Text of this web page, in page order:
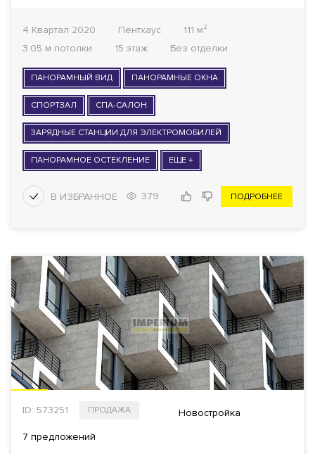
4 Квартал 2020 Пентхаус
111 м²
3.05 м потолки
15 этаж Без отделки
ПАНОРАМНЫЙ ВИД ПАНОРАМНЫЕ ОКНА
СПОРТЗАЛ СПА-САЛОН
ЗАРЯДНЫЕ СТАНЦИИ ДЛЯ ЭЛЕКТРОМОБИЛЕЙ
ПАНОРАМНОЕ ОСТЕКЛЕНИЕ ЕЩЕ +
379 ПОДРОБНЕЕ
ID: 573251 ПРОДАЖА Новостройка
7 предложений